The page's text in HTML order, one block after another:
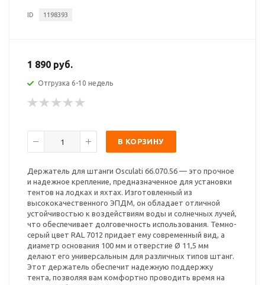
ID 1198393
1 890 руб.
Отгрузка 6-10 недель
В КОРЗИНУ
Держатель для штанги Osculati 66.070.56 — это прочное
и надежное крепление, предназначенное для установки
тентов на лодках и яхтах. Изготовленный из
высококачественного ЭПДМ, он обладает отличной
устойчивостью к воздействиям воды и солнечных лучей,
что обеспечивает долговечность использования. Темно-
серый цвет RAL 7012 придает ему современный вид, а
диаметр основания 100 мм и отверстие Ø 11,5 мм
делают его универсальным для различных типов штанг.
Этот держатель обеспечит надежную поддержку
тента, позволяя вам комфортно проводить время на